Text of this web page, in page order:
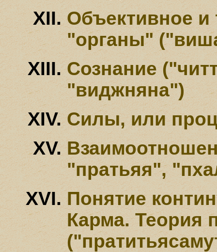
Объективное
"органы"
Сознание
"виджняна")
Силы, или
"пратьяя",
Понятие
Карма. Теория